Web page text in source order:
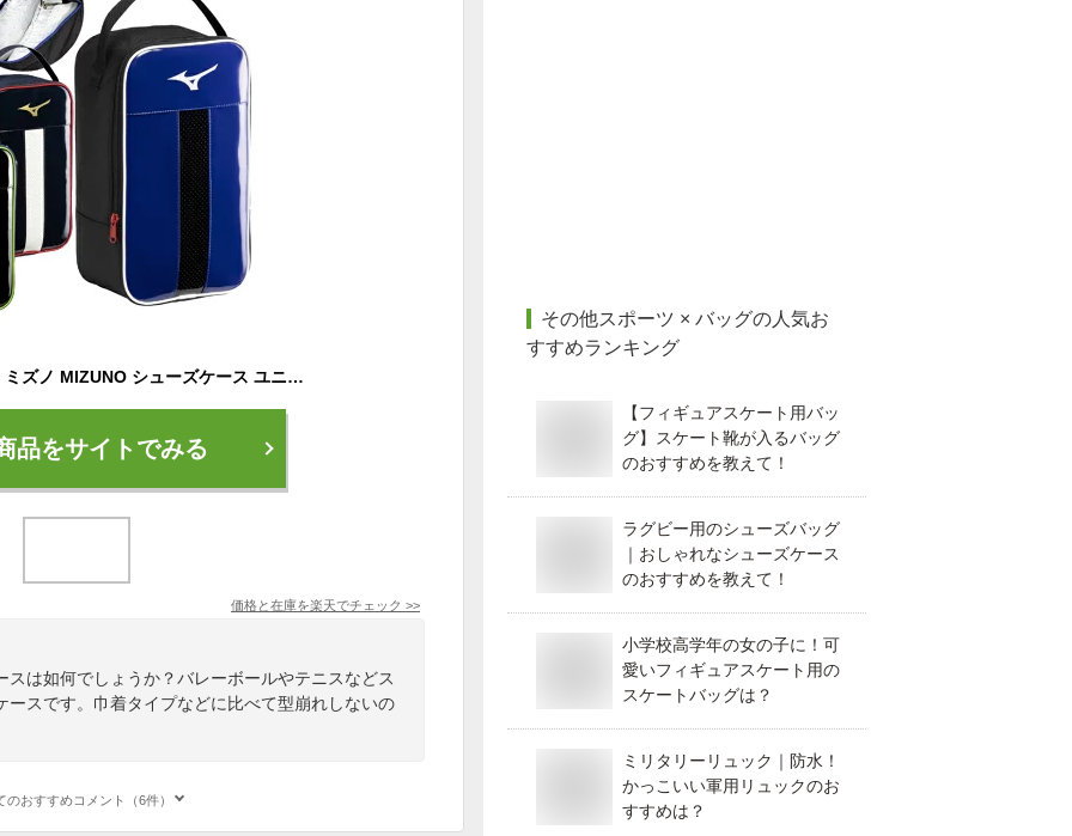
【メール便送料無料】ミズノ MIZUNO シューズケース ユニセックス 1FJKD300 (〜29cm) メンズ レディース シューズバッグ シューズ入れ スパイクケース 野球 サッカー テニス バドミントン バレー ネイビー ブラック 靴入れ 26SS ※刺繍不可
品をサイトでみる
価格と在庫を楽天でチェック >>
は如何でしょうか？バレーボールやテニスなどス
ースです。巾着タイプなどに比べて型崩れしないの
のおすすめコメント（6件）
その他スポーツ × バッグの人気お
すすめランキング
【フィギュアスケート用バッ
グ】スケート靴が入るバッグ
のおすすめを教えて！
ラグビー用のシューズバッグ
｜おしゃれなシューズケース
のおすすめを教えて！
小学校高学年の女の子に！可
愛いフィギュアスケート用の
スケートバッグは？
ミリタリーリュック｜防水！
かっこいい軍用リュックのお
すすめは？